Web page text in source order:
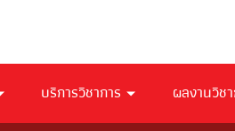
บริการวิชาการ ผลงานวิช